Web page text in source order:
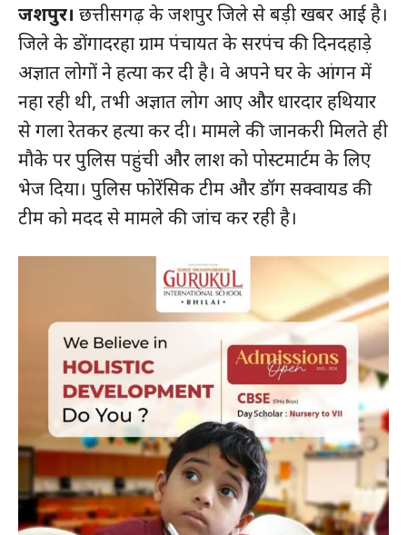
जशपुर। छत्तीसगढ़ के जशपुर जिले से बड़ी खबर आई है।
जिले के डोंगादरहा ग्राम पंचायत के सरपंच की दिनदहाड़े
अज्ञात लोगों ने हत्या कर दी है। वे अपने घर के आंगन में
नहा रही थी, तभी अज्ञात लोग आए और धारदार हथियार
से गला रेतकर हत्या कर दी। मामले की जानकरी मिलते ही
मौके पर पुलिस पहुंची और लाश को पोस्टमार्टम के लिए
भेज दिया। पुलिस फोरेंसिक टीम और डॉग सक्वायड की
टीम को मदद से मामले की जांच कर रही है।